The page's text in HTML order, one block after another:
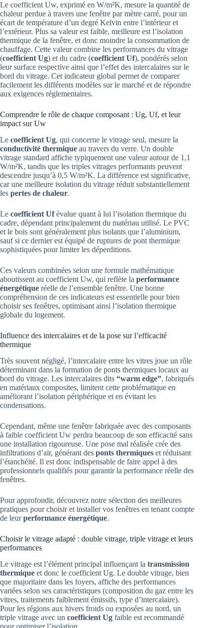
Le coefficient Uw, exprimé en W/m²K, mesure la quantité de
chaleur perdue à travers une fenêtre par mètre carré, pour un
écart de température d’un degré Kelvin entre l’intérieur et
l’extérieur. Plus sa valeur est faible, meilleure est l’isolation
thermique de la fenêtre, et donc moindre la consommation de
chauffage. Cette valeur combine les performances du vitrage
(coefficient Ug) et du cadre (coefficient Uf), pondérés selon
leur surface respective ainsi que l’effet des intercalaires sur le
bord du vitrage. Cet indicateur global permet de comparer
facilement les différents modèles sur le marché et de répondre
aux exigences réglementaires.
Comprendre le rôle de chaque composant : Ug, Uf, et leur
impact sur Uw
Le coefficient Ug, qui concerne le vitrage seul, mesure la
conductivité thermique au travers du verre. Un double
vitrage standard affiche typiquement une valeur autour de 1,1
W/m²K, tandis que les triples vitrages performants peuvent
descendre jusqu’à 0,5 W/m²K. La différence est significative,
car une meilleure isolation du vitrage réduit substantiellement
les pertes de chaleur.
Le coefficient Ufévalue quant à lui l’isolation thermique du
cadre, dépendant principalement du matériau utilisé. Le PVC
et le bois sont généralement plus isolants que l’aluminium,
sauf si ce dernier est équipé de ruptures de pont thermique
sophistiquées pour limiter les déperditions.
Ces valeurs combinées selon une formule mathématique
aboutissent au coefficient Uw, qui reflète la performance
énergétique réelle de l’ensemble fenêtre. Une bonne
compréhension de ces indicateurs est essentielle pour bien
choisir ses fenêtres, optimisant ainsi l’isolation thermique
globale du logement.
Influence des intercalaires et de la pose sur l’efficacité
thermique
Très souvent négligé, l’intercalaire entre les vitres joue un rôle
déterminant dans la formation de ponts thermiques locaux au
bord du vitrage. Les intercalaires dits “warm edge”, fabriqués
en matériaux composites, limitent cette problématique en
améliorant l’isolation périphérique et en évitant les
condensations.
Cependant, même une fenêtre fabriquée avec des composants
à faible coefficient Uw perdra beaucoup de son efficacité sans
une installation rigoureuse. Une pose mal réalisée crée des
infiltrations d’air, générant des ponts thermiques et réduisant
l’étanchéité. Il est donc indispensable de faire appel à des
professionnels qualifiés pour garantir la performance réelle des
fenêtres.
Pour approfondir, découvrez notre sélection des meilleures
pratiques pour choisir et installer vos fenêtres en tenant compte
de leurperformance énergétique.
Choisir le vitrage adapté : double vitrage, triple vitrage et leurs
performances
Le vitrage est l’élément principal influençant la transmission
thermique et donc le coefficient Ug. Le double vitrage, bien
que majoritaire dans les foyers, affiche des performances
variées selon ses caractéristiques (composition du gaz entre les
vitres, traitements faiblement émissifs, type d’intercalaire).
Pour les régions aux hivers froids ou exposées au nord, un
triple vitrage avec un coefficient Ug faible est recommandé
pour optimiser l’isolation.